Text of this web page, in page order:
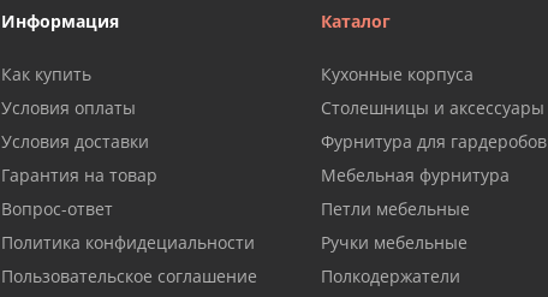
Информация
Как купить
Условия оплаты
Условия доставки
Гарантия на товар
Вопрос-ответ
Политика конфидециальности
Пользовательское соглашение
Каталог
Кухонные корпуса
Столешницы и аксессуары
Фурнитура для гардеробов
Мебельная фурнитура
Петли мебельные
Ручки мебельные
Полкодержатели